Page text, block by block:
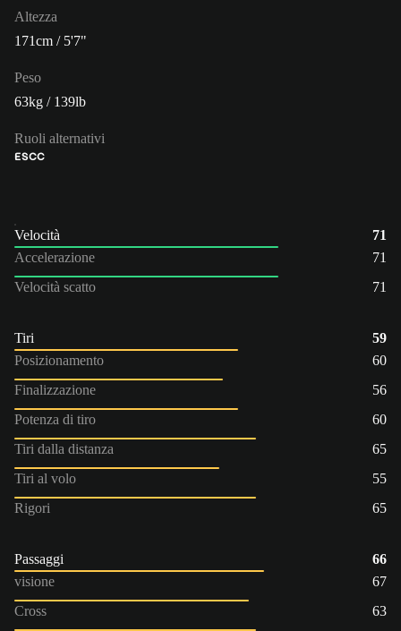
Altezza
171cm / 5'7"
Peso
63kg / 139lb
Ruoli alternativi
ESCC
Velocità
71
Accelerazione
71
Velocità scatto
71
Tiri
59
Posizionamento
60
Finalizzazione
56
Potenza di tiro
60
Tiri dalla distanza
65
Tiri al volo
55
Rigori
65
Passaggi
66
visione
67
Cross
63